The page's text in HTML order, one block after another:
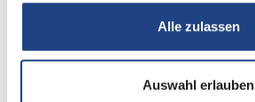
Alle zulassen
Auswahl erlauben